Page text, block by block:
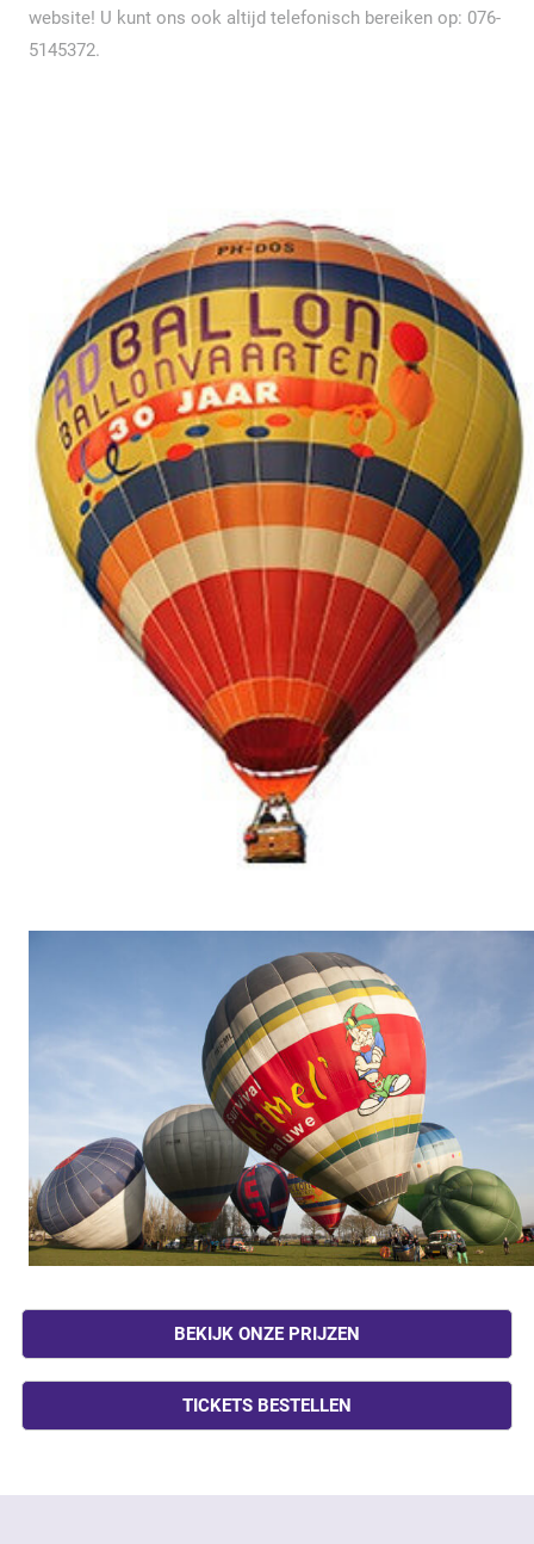
website! U kunt ons ook altijd telefonisch bereiken op: 076-
5145372.
BEKIJK ONZE PRIJZEN
TICKETS BESTELLEN